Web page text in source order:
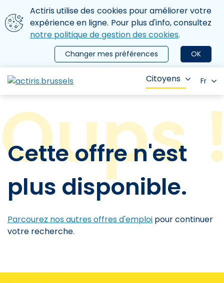
Aller au contenu principal
Nous utilisons des cookies
Actiris utilise des cookies pour améliorer votre
expérience en ligne. Pour plus d'info, consultez
notre politique de gestion des cookies.
OK
Changer mes préférences
le menu
Citoyens Fr
Cette offre n'est
plus disponible.
Parcourez nos autres offres d'emploi pour continuer
votre recherche.